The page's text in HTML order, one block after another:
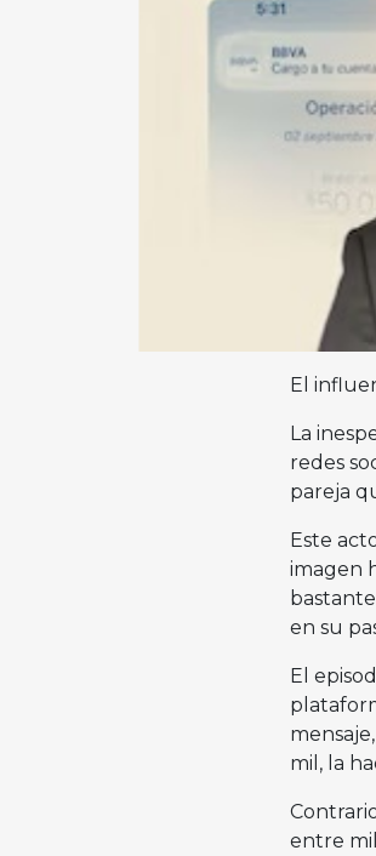
El
La
redes
pareja
Este
imagen
en su
El
mil, la
entre